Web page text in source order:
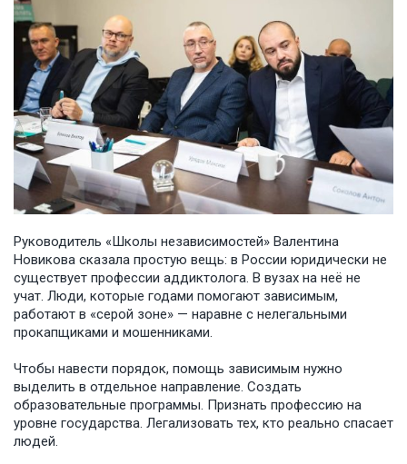
Руководитель «Школы независимостей» Валентина
Новикова сказала простую вещь: в России юридически не
существует профессии аддиктолога. В вузах на неё не
учат. Люди, которые годами помогают зависимым,
работают в «серой зоне» — наравне с нелегальными
прокапщиками и мошенниками.
Чтобы навести порядок, помощь зависимым нужно
выделить в отдельное направление. Создать
образовательные программы. Признать профессию на
уровне государства. Легализовать тех, кто реально спасает
людей.